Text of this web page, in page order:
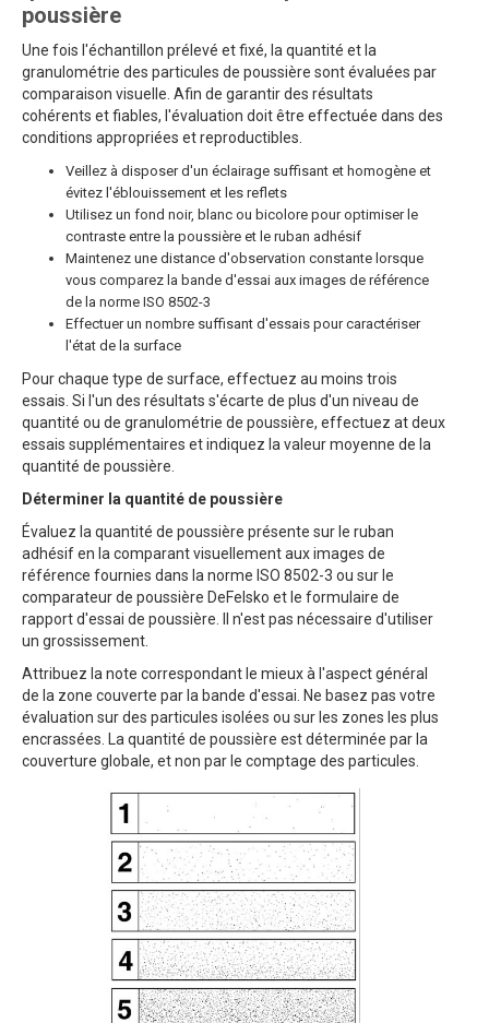
poussière
Une fois l'échantillon prélevé et fixé, la quantité et la
granulométrie des particules de poussière sont évaluées par
comparaison visuelle. Afin de garantir des résultats
cohérents et fiables, l'évaluation doit être effectuée dans des
conditions appropriées et reproductibles.
Veillez à disposer d'un éclairage suffisant et homogène et
évitez l'éblouissement et les reflets
Utilisez un fond noir, blanc ou bicolore pour optimiser le
contraste entre la poussière et le ruban adhésif
Maintenez une distance d'observation constante lorsque
vous comparez la bande d'essai aux images de référence
de la norme ISO 8502-3
Effectuer un nombre suffisant d'essais pour caractériser
l'état de la surface
Pour chaque type de surface, effectuez au moins trois
essais. Si l'un des résultats s'écarte de plus d'un niveau de
quantité ou de granulométrie de poussière, effectuez at deux
essais supplémentaires et indiquez la valeur moyenne de la
quantité de poussière.
Déterminer la quantité de poussière
Évaluez la quantité de poussière présente sur le ruban
adhésif en la comparant visuellement aux images de
référence fournies dans la norme ISO 8502-3 ou sur le
comparateur de poussière DeFelsko et le formulaire de
rapport d'essai de poussière. Il n'est pas nécessaire d'utiliser
un grossissement.
Attribuez la note correspondant le mieux à l'aspect général
de la zone couverte par la bande d'essai. Ne basez pas votre
évaluation sur des particules isolées ou sur les zones les plus
encrassées. La quantité de poussière est déterminée par la
couverture globale, et non par le comptage des particules.